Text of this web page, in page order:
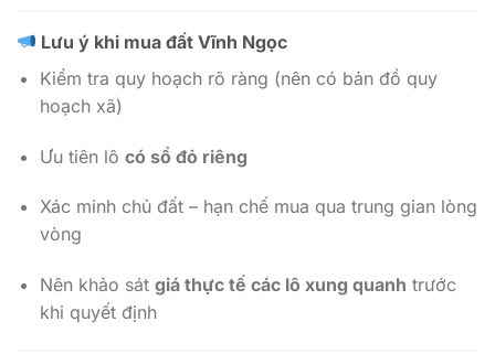
Lưu ý khi mua đất Vĩnh Ngọc
Kiểm tra quy hoạch rõ ràng (nên có bản đồ quy
hoạch xã)
Ưu tiên lô có sổ đỏ riêng
Xác minh chủ đất – hạn chế mua qua trung gian lòng
vòng
Nên khảo sát giá thực tế các lô xung quanh trước
khi quyết định